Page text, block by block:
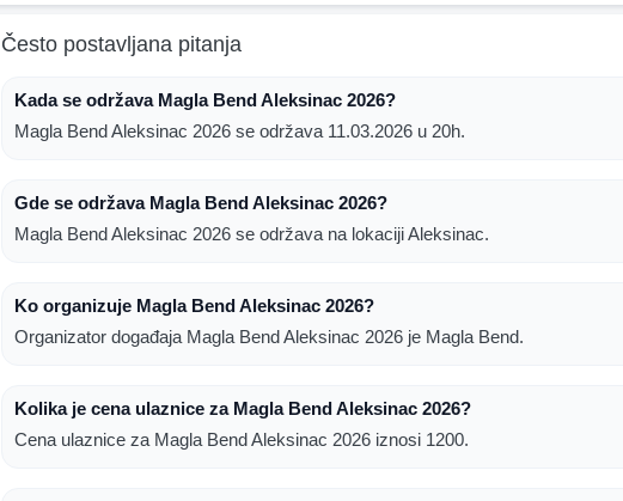
Često postavljana pitanja
Kada se održava Magla Bend Aleksinac 2026?
Magla Bend Aleksinac 2026 se održava 11.03.2026 u 20h.
Gde se održava Magla Bend Aleksinac 2026?
Magla Bend Aleksinac 2026 se održava na lokaciji Aleksinac.
Ko organizuje Magla Bend Aleksinac 2026?
Organizator događaja Magla Bend Aleksinac 2026 je Magla Bend.
Kolika je cena ulaznice za Magla Bend Aleksinac 2026?
Cena ulaznice za Magla Bend Aleksinac 2026 iznosi 1200.